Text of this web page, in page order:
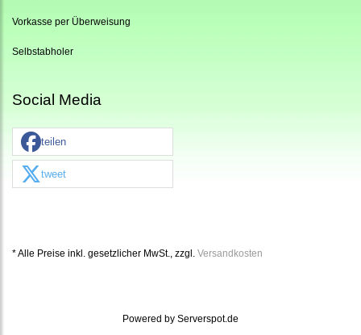
Vorkasse per Überweisung
Selbstabholer
Social Media
teilen
tweet
* Alle Preise inkl. gesetzlicher MwSt., zzgl. Versandkosten
Powered by Serverspot.de